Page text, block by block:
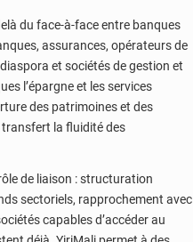
du face-à-face entre banques
assurances, opérateurs de
et sociétés de gestion et
l’épargne et les services
des patrimoines et des
la fluidité des
de liaison : structuration
sectoriels, rapprochement avec
capables d’accéder au